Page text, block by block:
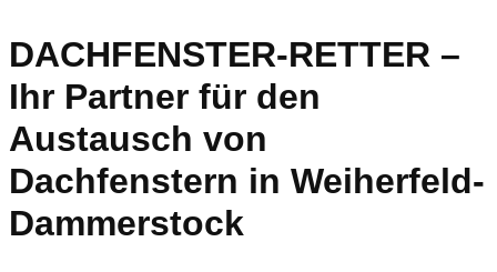
DACHFENSTER-RETTER –
Ihr Partner für den
Austausch von
Dachfenstern in Weiherfeld-
Dammerstock